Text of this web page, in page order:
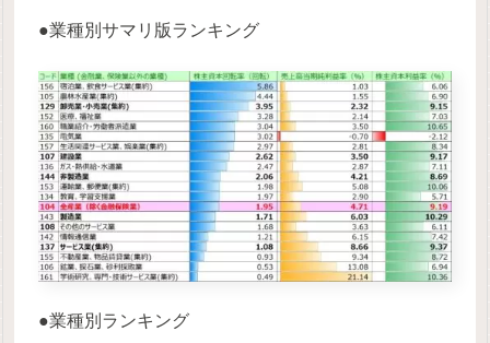
●業種別サマリ版ランキング
●業種別ランキング